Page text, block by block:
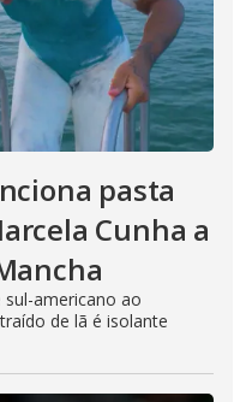
pasta
Cunha a
americano ao
de lã é isolante